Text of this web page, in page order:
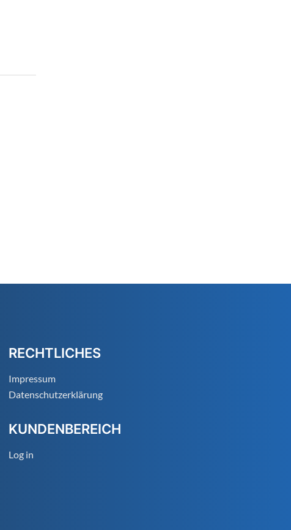
RECHTLICHES
Impressum
Datenschutzerklärung
KUNDENBEREICH
Log in